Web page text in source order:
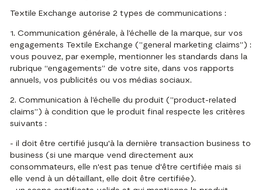
Textile Exchange autorise 2 types de communications :
1. Communication générale, à l’échelle de la marque, sur vos
engagements Textile Exchange (”general marketing claims”) :
vous pouvez, par exemple, mentionner les standards dans la
rubrique “engagements” de votre site, dans vos rapports
annuels, vos publicités ou vos médias sociaux.
2. Communication à l’échelle du produit (”product-related
claims”) à condition que le produit final respecte les critères
suivants :
- il doit être certifié jusqu'à la dernière transaction business to
business (si une marque vend directement aux
consommateurs, elle n'est pas tenue d'être certifiée mais si
elle vend à un détaillant, elle doit être certifiée).